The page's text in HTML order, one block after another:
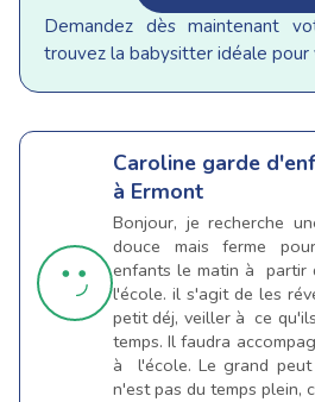
Demandez dès maintenant
trouvez la babysitter idéale pour
Caroline garde
à Ermont
Bonjour, je recherche
douce mais ferme
enfants le matin à
l'école. il s'agit de les
petit déj, veiller à ce
temps. Il faudra
à l'école. Le grand peut
n'est pas du temps plein,